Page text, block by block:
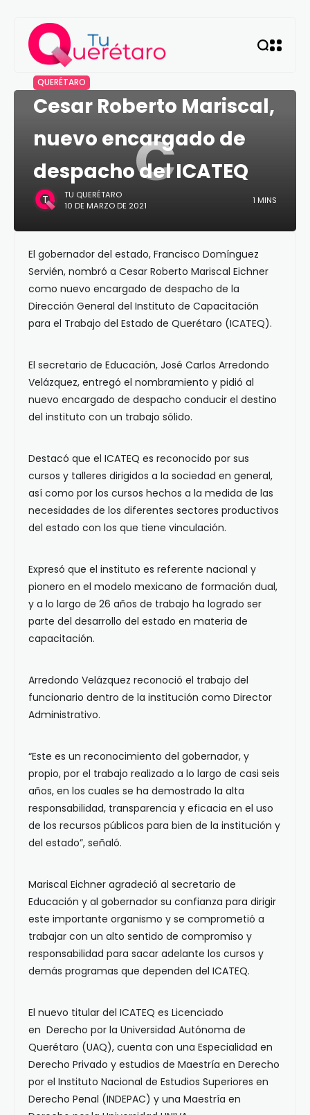
C
QUERÉTARO
Cesar Roberto Mariscal,
nuevo encargado de
despacho del ICATEQ
TU QUERÉTARO
10 DE MARZO DE 2021
1 MINS
El gobernador del estado, Francisco Domínguez
Servién, nombró a Cesar Roberto Mariscal Eichner
como nuevo encargado de despacho de la
Dirección General del Instituto de Capacitación
para el Trabajo del Estado de Querétaro (ICATEQ).
El secretario de Educación, José Carlos Arredondo
Velázquez, entregó el nombramiento y pidió al
nuevo encargado de despacho conducir el destino
del instituto con un trabajo sólido.
Destacó que el ICATEQ es reconocido por sus
cursos y talleres dirigidos a la sociedad en general,
así como por los cursos hechos a la medida de las
necesidades de los diferentes sectores productivos
del estado con los que tiene vinculación.
Expresó que el instituto es referente nacional y
pionero en el modelo mexicano de formación dual,
y a lo largo de 26 años de trabajo ha logrado ser
parte del desarrollo del estado en materia de
capacitación.
Arredondo Velázquez reconoció el trabajo del
funcionario dentro de la institución como Director
Administrativo.
“Este es un reconocimiento del gobernador, y
propio, por el trabajo realizado a lo largo de casi seis
años, en los cuales se ha demostrado la alta
responsabilidad, transparencia y eficacia en el uso
de los recursos públicos para bien de la institución y
del estado”, señaló.
Mariscal Eichner agradeció al secretario de
Educación y al gobernador su confianza para dirigir
este importante organismo y se comprometió a
trabajar con un alto sentido de compromiso y
responsabilidad para sacar adelante los cursos y
demás programas que dependen del ICATEQ.
El nuevo titular del ICATEQ es Licenciado
en Derecho por la Universidad Autónoma de
Querétaro (UAQ), cuenta con una Especialidad en
Derecho Privado y estudios de Maestría en Derecho
por el Instituto Nacional de Estudios Superiores en
Derecho Penal (INDEPAC) y una Maestría en